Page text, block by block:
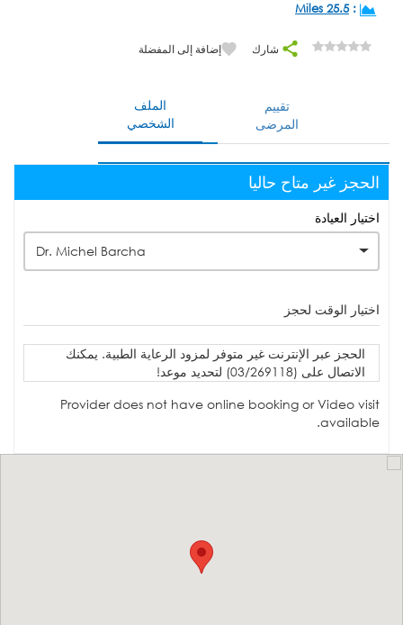
:
25.5 Miles
شارك إضافة إلى المفضلة
الملف
الشخصي
تقييم
المرضى
الحجز غير متاح حاليا
اختيار العيادة
Dr. Michel Barcha
اختيار الوقت لحجز
الحجز عبر الإنترنت غير متوفر لمزود الرعاية الطبية. يمكنك
الاتصال على (03/269118) لتحديد موعد!
Provider does not have online booking or Video visit
available.